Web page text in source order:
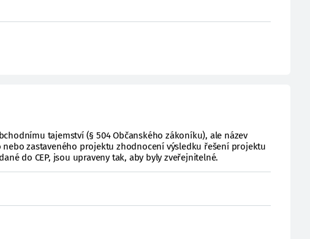
tajemství (§ 504 Občanského zákoníku), ale název
zastaveného projektu zhodnocení výsledku řešení projektu
do CEP, jsou upraveny tak, aby byly zveřejnitelné.